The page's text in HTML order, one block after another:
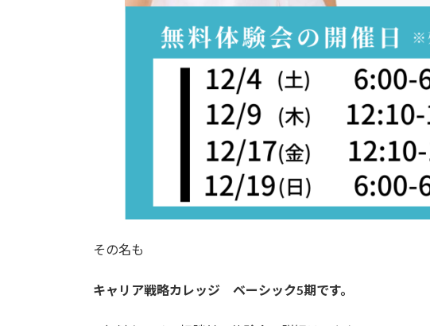
その名も
キャリア戦略カレッジ ベーシック5期です。